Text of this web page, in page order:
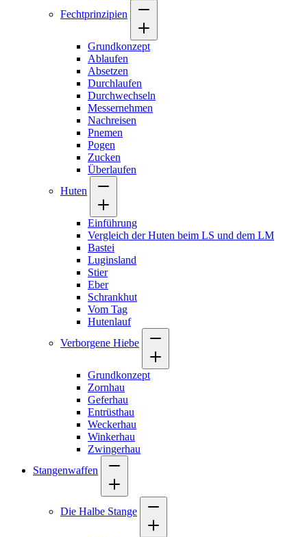
Fechtprinzipien
Grundkonzept
Ablaufen
Absetzen
Durchlaufen
Durchwechseln
Messernehmen
Nachreisen
Pnemen
Pogen
Zucken
Überlaufen
Huten
Einführung
Vergleich der Huten beim LS und dem LM
Bastei
Luginsland
Stier
Eber
Schrankhut
Vom Tag
Hutenlauf
Verborgene Hiebe
Grundkonzept
Zornhau
Geferhau
Entrüsthau
Weckerhau
Winkerhau
Zwingerhau
Stangenwaffen
Die Halbe Stange